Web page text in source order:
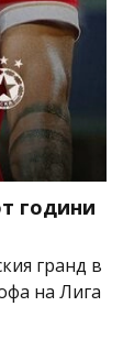
години
гранд в
на Лига